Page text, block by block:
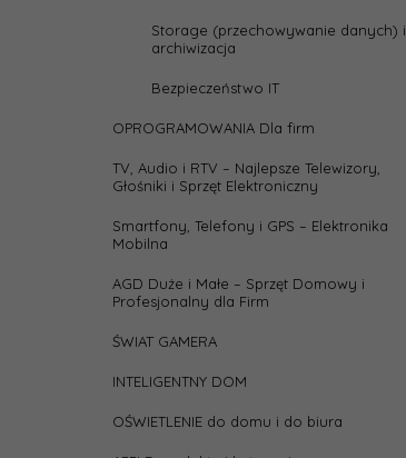
Storage (przechowywanie danych) i
archiwizacja
Bezpieczeństwo IT
OPROGRAMOWANIA Dla firm
TV, Audio i RTV – Najlepsze Telewizory,
Głośniki i Sprzęt Elektroniczny
Smartfony, Telefony i GPS – Elektronika
Mobilna
AGD Duże i Małe – Sprzęt Domowy i
Profesjonalny dla Firm
ŚWIAT GAMERA
INTELIGENTNY DOM
OŚWIETLENIE do domu i do biura